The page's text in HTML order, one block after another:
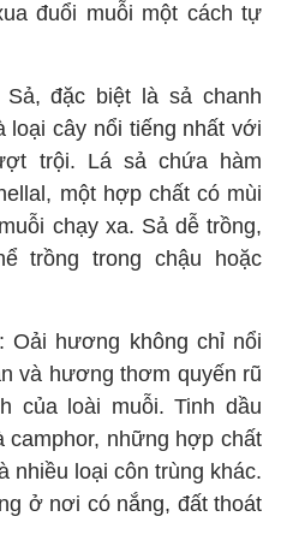
đuổi muỗi một cách tự
đặc biệt là sả chanh
loại cây nổi tiếng nhất với
trội. Lá sả chứa hàm
một hợp chất có mùi
chạy xa. Sả dễ trồng,
trồng trong chậu hoặc
Oải hương không chỉ nổi
và hương thơm quyến rũ
của loài muỗi. Tinh dầu
camphor, những hợp chất
nhiều loại côn trùng khác.
ở nơi có nắng, đất thoát